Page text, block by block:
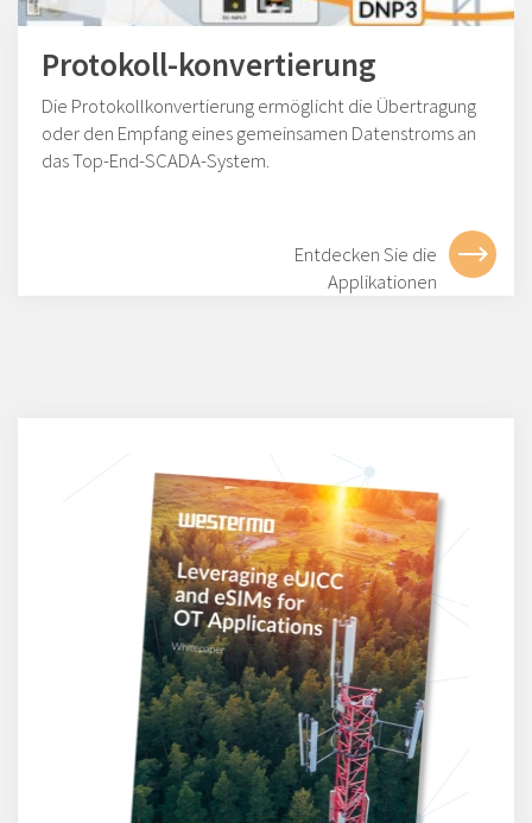
Protokoll-konvertierung
Die Protokollkonvertierung ermöglicht die Übertragung
oder den Empfang eines gemeinsamen Datenstroms an
das Top-End-SCADA-System.
Entdecken Sie die
Applikationen